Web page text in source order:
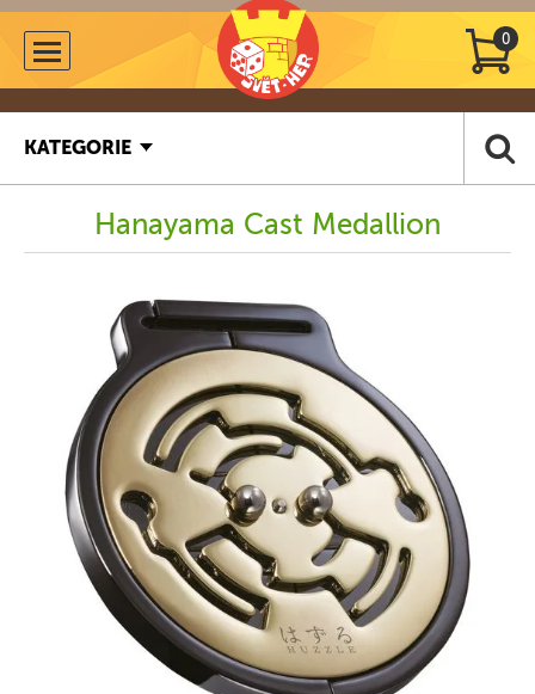
0
KATEGORIE
Hanayama Cast Medallion